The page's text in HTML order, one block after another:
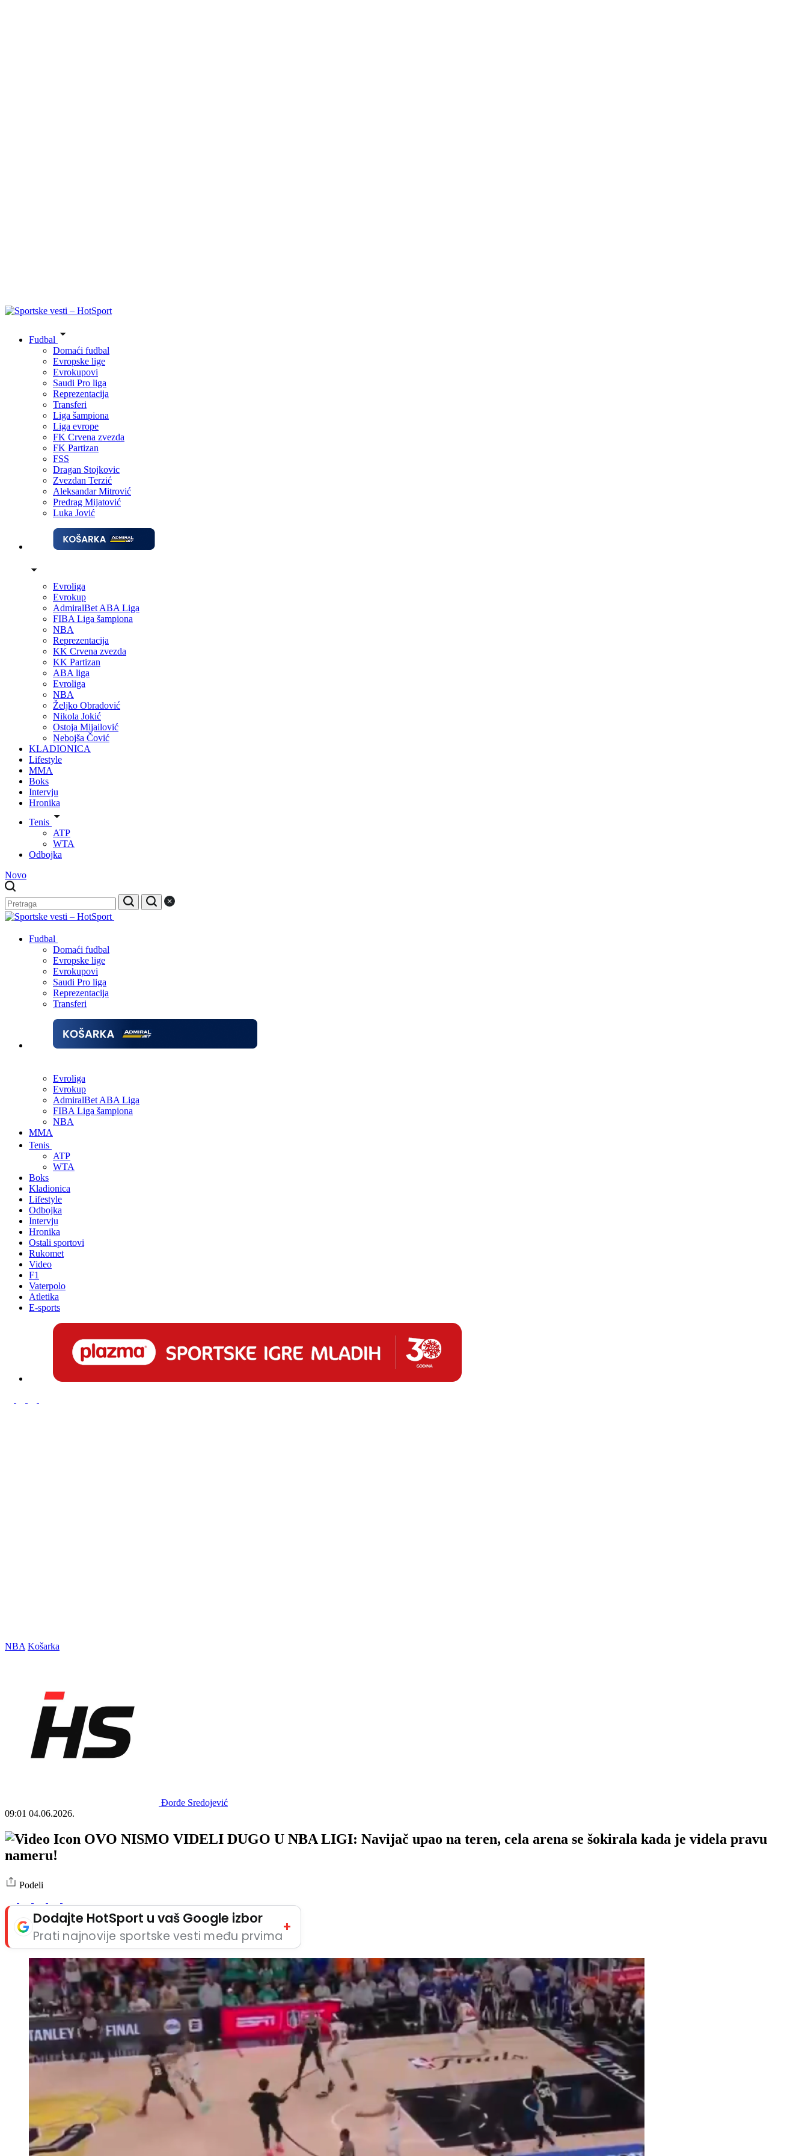
Fudbal
Domaći fudbal
Evropske lige
Evrokupovi
Saudi Pro liga
Reprezentacija
Transferi
Liga šampiona
Liga evrope
FK Crvena zvezda
FK Partizan
FSS
Dragan Stojkovic
Zvezdan Terzić
Aleksandar Mitrović
Predrag Mijatović
Luka Jović
Evroliga
Evrokup
AdmiralBet ABA Liga
FIBA Liga šampiona
NBA
Reprezentacija
KK Crvena zvezda
KK Partizan
ABA liga
Evroliga
NBA
Željko Obradović
Nikola Jokić
Ostoja Mijailović
Nebojša Čović
KLADIONICA
Lifestyle
MMA
Boks
Intervju
Hronika
Tenis
ATP
WTA
Odbojka
Novo
Fudbal
Domaći fudbal
Evropske lige
Evrokupovi
Saudi Pro liga
Reprezentacija
Transferi
Evroliga
Evrokup
AdmiralBet ABA Liga
FIBA Liga šampiona
NBA
MMA
Tenis
ATP
WTA
Boks
Kladionica
Lifestyle
Odbojka
Intervju
Hronika
Ostali sportovi
Rukomet
Video
F1
Vaterpolo
Atletika
E-sports
NBA Košarka
Đorđe Sredojević
09:01 04.06.2026.
OVO NISMO VIDELI DUGO U NBA LIGI: Navijač upao na teren, cela arena se šokirala kada je videla pravu
nameru!
Podeli
Dodajte HotSport u vaš Google izbor
Prati najnovije sportske vesti među prvima
+